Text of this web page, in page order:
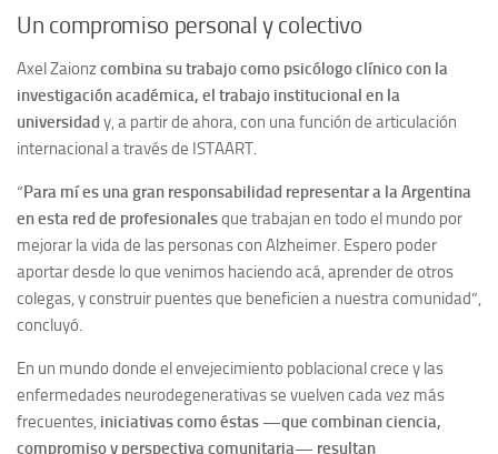
Un compromiso personal y colectivo
Axel Zaionzcombina su trabajo como psicólogo clínico con la
investigación académica, el trabajo institucional en la
universidad y, a partir de ahora, con una función de articulación
internacional a través de ISTAART.
“ Para mí es una gran responsabilidad representar a la Argentina
en esta red de profesionalesque trabajan en todo el mundo por
mejorar la vida de las personas con Alzheimer. Espero poder
aportar desde lo que venimos haciendo acá, aprender de otros
colegas, y construir puentes que beneficien a nuestra comunidad”,
concluyó.
En un mundo donde el envejecimiento poblacional crece y las
enfermedades neurodegenerativas se vuelven cada vez más
frecuentes, iniciativas como éstas —que combinan ciencia,
compromiso y perspectiva comunitaria— resultan